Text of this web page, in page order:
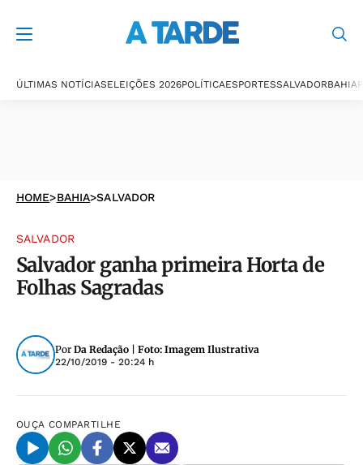
ÚLTIMAS NOTÍCIASELEIÇÕES 2026POLÍTICAESPORTESSALVADORBAHIA
HOME>BAHIA>SALVADOR
SALVADOR
Salvador ganha primeira Horta de
Folhas Sagradas
Por Da Redação | Foto: Imagem Ilustrativa
22/10/2019 - 20:24 h
OUÇA COMPARTILHE